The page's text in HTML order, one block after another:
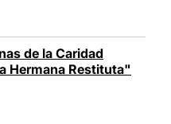
de la Caridad
Hermana Restituta"